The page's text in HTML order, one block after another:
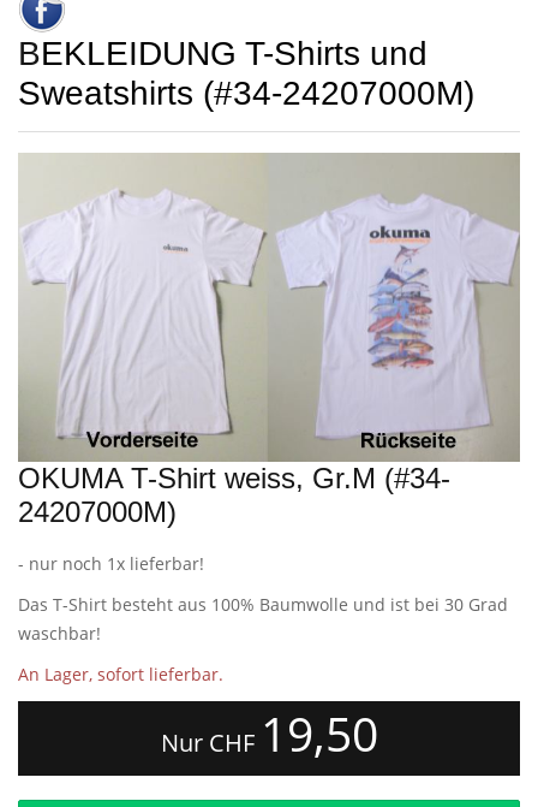
BEKLEIDUNG T-Shirts und
Sweatshirts (#34-24207000M)
OKUMA T-Shirt weiss, Gr.M (#34-
24207000M)
- nur noch 1x lieferbar!
Das T-Shirt besteht aus 100% Baumwolle und ist bei 30 Grad
waschbar!
An Lager, sofort lieferbar.
Nur CHF 19,50